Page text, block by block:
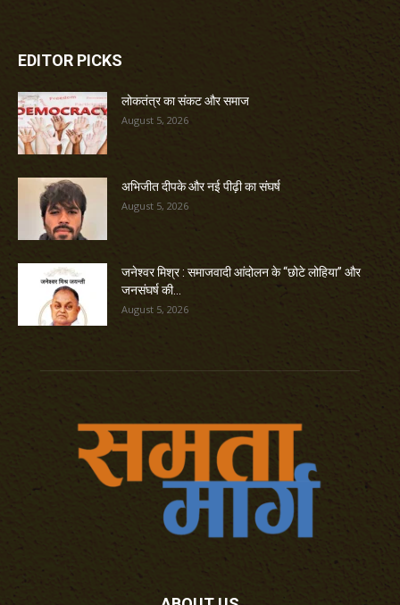
EDITOR PICKS
लोकतंत्र का संकट और समाज
August 5, 2026
अभिजीत दीपके और नई पीढ़ी का संघर्ष
August 5, 2026
जनेश्वर मिश्र : समाजवादी आंदोलन के “छोटे लोहिया” और
जनसंघर्ष की...
August 5, 2026